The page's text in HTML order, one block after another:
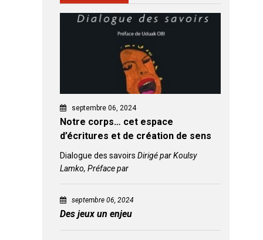
septembre 06, 2024
Notre corps… cet espace
d’écritures et de création de sens
Dialogue des savoirs Dirigé par Koulsy
Lamko, Préface par
septembre 06, 2024
Des jeux un enjeu